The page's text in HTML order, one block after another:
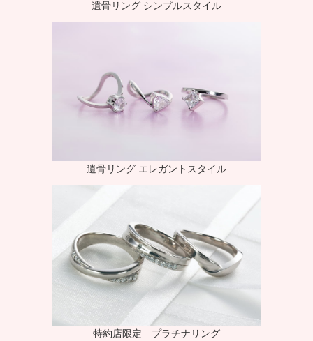
遺骨リング シンプルスタイル
遺骨リング エレガントスタイル
特約店限定 プラチナリング